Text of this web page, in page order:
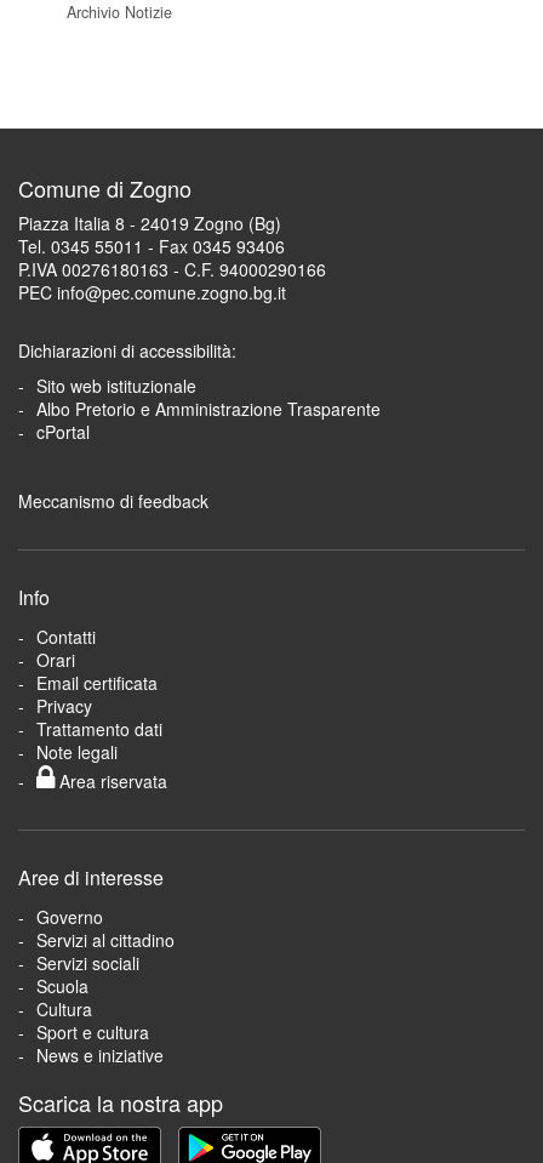
Archivio Notizie
Comune di Zogno
Piazza Italia 8 - 24019 Zogno (Bg)
Tel. 0345 55011 - Fax 0345 93406
P.IVA 00276180163 - C.F. 94000290166
PEC info@pec.comune.zogno.bg.it
Dichiarazioni di accessibilità:
Sito web istituzionale
Albo Pretorio e Amministrazione Trasparente
cPortal
Meccanismo di feedback
Info
Contatti
Orari
Email certificata
Privacy
Trattamento dati
Note legali
Area riservata
Aree di interesse
Governo
Servizi al cittadino
Servizi sociali
Scuola
Cultura
Sport e cultura
News e iniziative
Scarica la nostra app